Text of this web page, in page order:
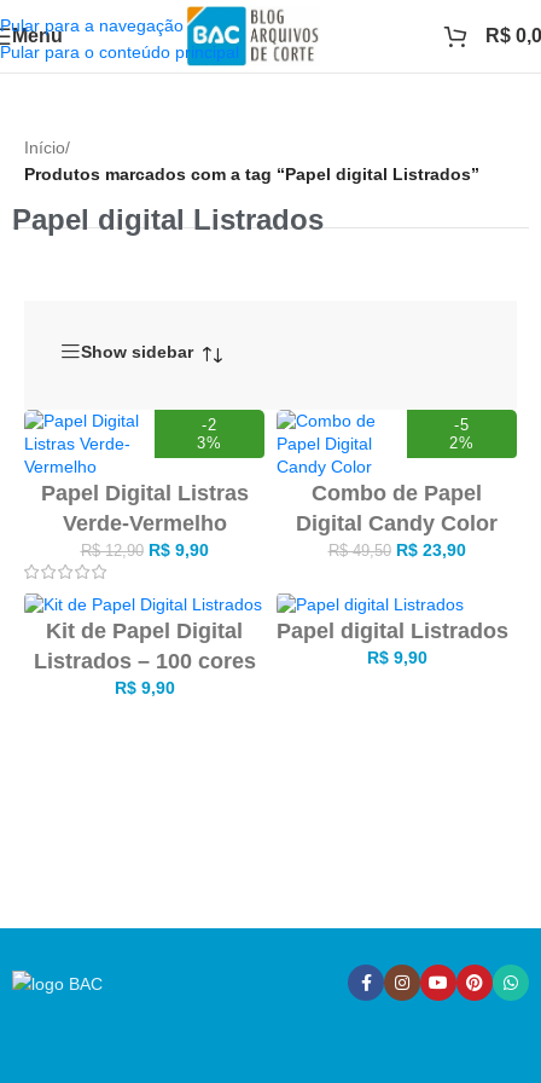
Pular para a navegação
Pular para o conteúdo principal
Menu R$
Início/
Produtos marcados com a tag “Papel digital Listrados”
Papel digital Listrados
Show sidebar
-2
3%
Papel Digital Listras
Verde-Vermelho
R$12,90 R$9,90
-5
2%
Combo de Papel
Digital Candy Color
R$49,50 R$23,90
Kit de Papel Digital
Listrados – 100 cores
R$9,90
Papel digital Listrados
R$9,90